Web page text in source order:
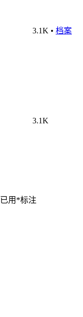
3.1K • 档案
3.1K
用 *标注